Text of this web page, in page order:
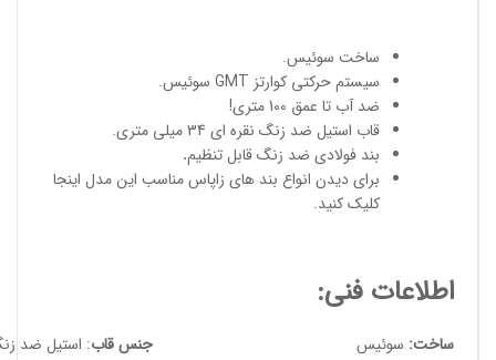
ساخت سوئیس.
سیستم حرکتی کوارتز GMT سوئیس.
ضد آب تا عمق 100 متری!
قاب استیل ضد زنگ نقره ای 34 میلی متری.
بند فولادی ضد زنگ قابل تنظیم.
برای دیدن انواع بند های زاپاس مناسب این مدل اینجا
کلیک کنید.
اطلاعات فنی:
ساخت: سوئیس جنس قاب: استیل ضد